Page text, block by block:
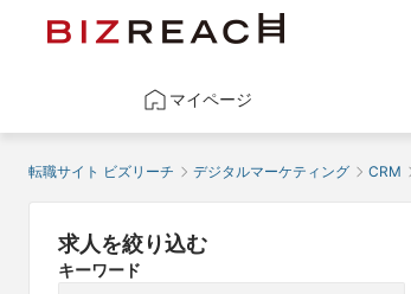
マイページ
転職サイト ビズリーチ デジタルマーケティング CRM
求人を絞り込む
キーワード